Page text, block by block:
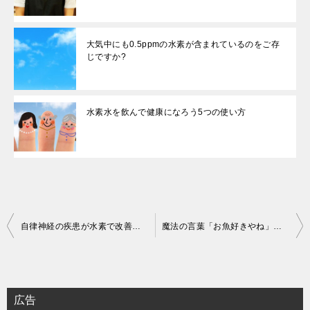
大気中にも0.5ppmの水素が含まれているのをご存
じですか?
水素水を飲んで健康になろう5つの使い方
投
ビ
自律神経の疾患が水素で改善する？ 魔法の言葉「お魚好きやね」で健康的な生活をしませんか?
広告